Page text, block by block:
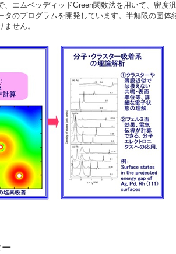
エムベッディッドGreen関数法を用いて、密度
のプログラムを開発しています。半無限の固体
せん。
ー